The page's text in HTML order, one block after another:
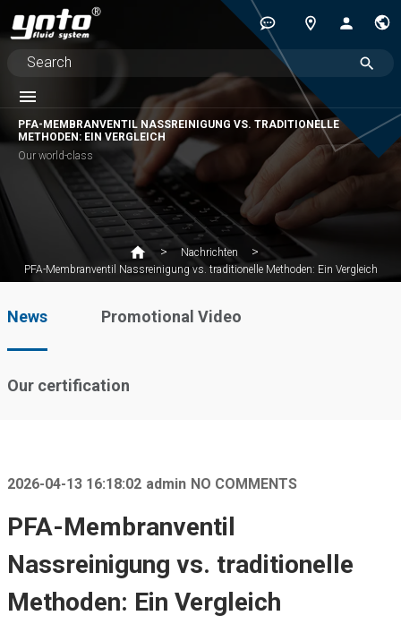
PFA-MEMBRANVENTIL NASSREINIGUNG VS. TRADITIONELLE
METHODEN: EIN VERGLEICH
Our world-class
Nachrichten
PFA-Membranventil Nassreinigung vs. traditionelle Methoden: Ein Vergleich
News Promotional Video
Our certification
2026-04-13 16:18:02 admin NO COMMENTS
PFA-Membranventil
Nassreinigung vs. traditionelle
Methoden: Ein Vergleich